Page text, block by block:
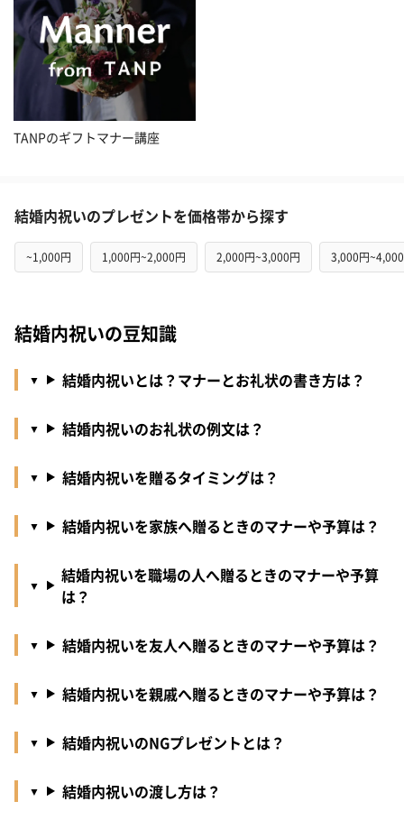
TANPのギフトマナー講座
結婚内祝いのプレゼントを価格帯から探す
~1,000円 1,000円~2,000円 2,000円~3,000円 3,000円
結婚内祝いの豆知識
結婚内祝いとは？マナーとお礼状の書き方は？
結婚内祝いのお礼状の例文は？
結婚内祝いを贈るタイミングは？
結婚内祝いを家族へ贈るときのマナーや予算は？
結婚内祝いを職場の人へ贈るときのマナーや予算
は？
結婚内祝いを友人へ贈るときのマナーや予算は？
結婚内祝いを親戚へ贈るときのマナーや予算は？
結婚内祝いのNGプレゼントとは？
結婚内祝いの渡し方は？